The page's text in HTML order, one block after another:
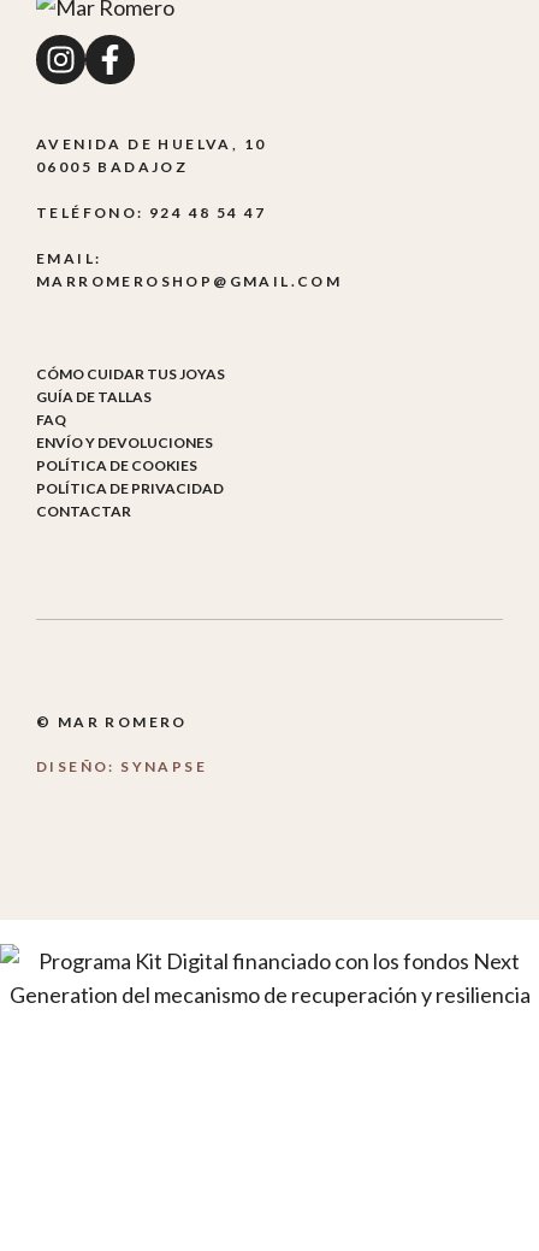
AVENIDA DE HUELVA, 10
06005 BADAJOZ
TELÉFONO: 924 48 54 47
EMAIL:
MARROMEROSHOP@GMAIL.COM
CÓMO CUIDAR TUS JOYAS
GUÍA DE TALLAS
FAQ
ENVÍO Y DEVOLUCIONES
POLÍTICA DE COOKIES
POLÍTICA DE PRIVACIDAD
CONTACTAR
© MAR ROMERO
DISEÑO: SYNAPSE